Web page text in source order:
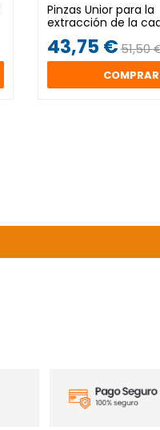
Pinzas Unior para la
extracción de la
43,75 €51,50
COMPRAR